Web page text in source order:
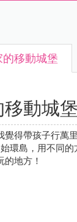
的移動城堡
動城堡
覺得帶孩子行萬
環島，用不同
地方！